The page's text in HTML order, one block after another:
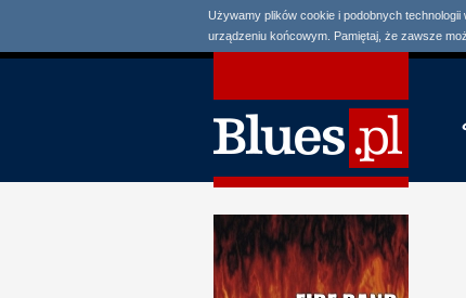
Używamy plików cookie i podobnych
urządzeniu końcowym. Pamiętaj, że zawsze